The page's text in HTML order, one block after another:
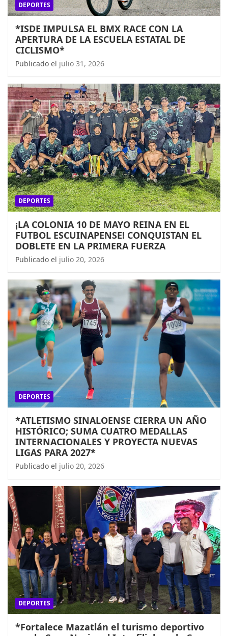
DEPORTES
*ISDE IMPULSA EL BMX RACE CON LA
APERTURA DE LA ESCUELA ESTATAL DE
CICLISMO*
Publicado el julio 31, 2026
DEPORTES
¡LA COLONIA 10 DE MAYO REINA EN EL
FUTBOL ESCUINAPENSE! CONQUISTAN EL
DOBLETE EN LA PRIMERA FUERZA
Publicado el julio 20, 2026
DEPORTES
*ATLETISMO SINALOENSE CIERRA UN AÑO
HISTÓRICO; SUMA CUATRO MEDALLAS
INTERNACIONALES Y PROYECTA NUEVAS
LIGAS PARA 2027*
Publicado el julio 20, 2026
DEPORTES
*Fortalece Mazatlán el turismo deportivo